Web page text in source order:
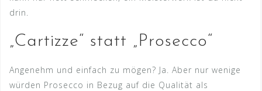
drin.
„Cartizze“ statt „Prosecco“
Angenehm und einfach zu mögen? Ja. Aber nur wenige
würden Prosecco in Bezug auf die Qualität als